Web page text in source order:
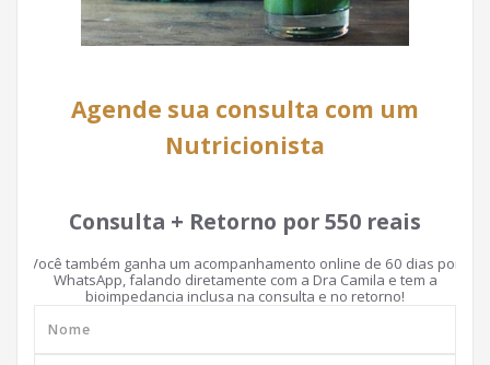
Agende sua consulta com um
Nutricionista
Consulta + Retorno por 550 reais
Você também ganha um acompanhamento online de 60 dias por
WhatsApp, falando diretamente com a Dra Camila e tem a
bioimpedancia inclusa na consulta e no retorno!